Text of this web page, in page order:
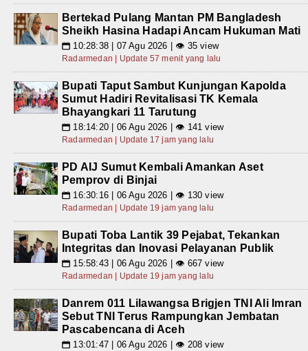
Bertekad Pulang Mantan PM Bangladesh
Sheikh Hasina Hadapi Ancam Hukuman Mati
📅 10:28:38 | 07 Agu 2026 | 👁 35 view
Radarmedan | Update 57 menit yang lalu
Bupati Taput Sambut Kunjungan Kapolda
Sumut Hadiri Revitalisasi TK Kemala
Bhayangkari 11 Tarutung
📅 18:14:20 | 06 Agu 2026 | 👁 141 view
Radarmedan | Update 17 jam yang lalu
PD AIJ Sumut Kembali Amankan Aset
Pemprov di Binjai
📅 16:30:16 | 06 Agu 2026 | 👁 130 view
Radarmedan | Update 19 jam yang lalu
Bupati Toba Lantik 39 Pejabat, Tekankan
Integritas dan Inovasi Pelayanan Publik
📅 15:58:43 | 06 Agu 2026 | 👁 667 view
Radarmedan | Update 19 jam yang lalu
Danrem 011 Lilawangsa Brigjen TNI Ali Imran
Sebut TNI Terus Rampungkan Jembatan
Pascabencana di Aceh
📅 13:01:47 | 06 Agu 2026 | 👁 208 view